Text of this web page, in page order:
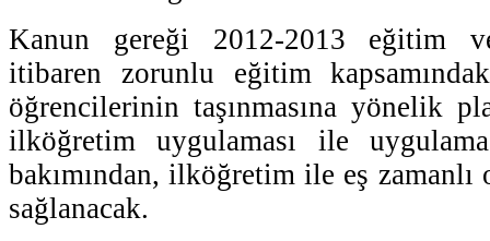
Kanun gereği 2012-2013 eğitim
itibaren zorunlu eğitim
öğrencilerinin taşınmasına yönelik
ilköğretim uygulaması ile
bakımından, ilköğretim ile eş zamanlı
sağlanacak.